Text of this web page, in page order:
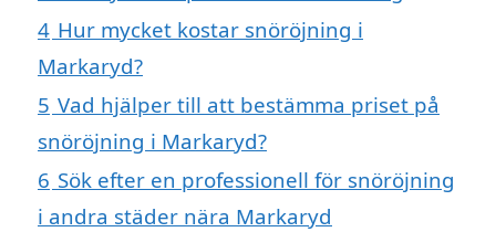
4 Hur mycket kostar snöröjning i
Markaryd?
5 Vad hjälper till att bestämma priset på
snöröjning i Markaryd?
6 Sök efter en professionell för snöröjning
i andra städer nära Markaryd